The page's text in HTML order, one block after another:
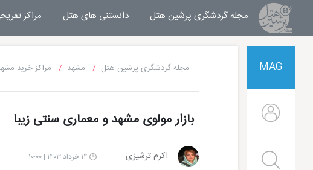
مجله گردشگری پرشین هتل مجله خبری پرشین هتل
دانستنی های هتل مراکز
MAG مجله گردشگری پرشین هتل مشهد مراکز خرید
بازار مولوی مشهد و معماری سنتی زیبا
اکرم ترشیزی ۱۴ خرداد ۱۴۰۳ | ۱۰:۰۰